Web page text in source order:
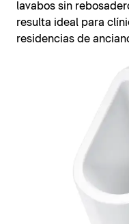
lavabos sin
resulta ideal para
residencias de